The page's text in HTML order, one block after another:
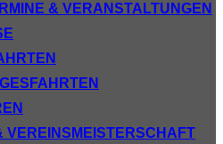
& VERANSTALTUNGEN
VEREINSMEISTERSCHAFT